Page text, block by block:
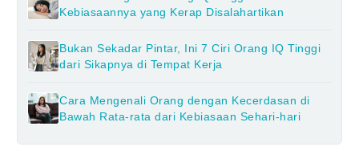
Kebiasaannya yang Kerap Disalahartikan
Bukan Sekadar Pintar, Ini 7 Ciri Orang IQ Tinggi
dari Sikapnya di Tempat Kerja
Cara Mengenali Orang dengan Kecerdasan di
Bawah Rata-rata dari Kebiasaan Sehari-hari